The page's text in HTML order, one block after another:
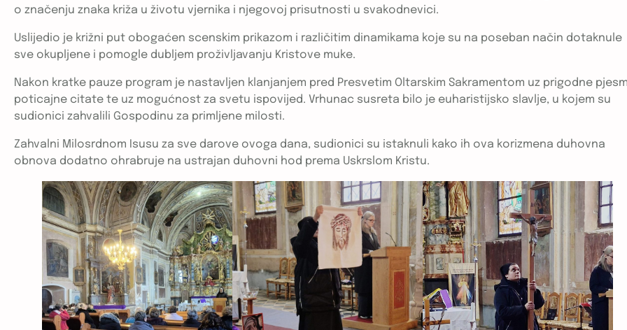
o značenju znaka križa u životu vjernika i njegovoj prisutnosti u svakodnevici.
Uslijedio je križni put obogaćen scenskim prikazom i različitim dinamikama koje su na poseban način dotaknule
sve okupljene i pomogle dubljem proživljavanju Kristove muke.
Nakon kratke pauze program je nastavljen klanjanjem pred Presvetim Oltarskim Sakramentom uz prigodne
poticajne citate te uz mogućnost za svetu ispovijed. Vrhunac susreta bilo je euharistijsko slavlje, u kojem su
sudionici zahvalili Gospodinu za primljene milosti.
Zahvalni Milosrdnom Isusu za sve darove ovoga dana, sudionici su istaknuli kako ih ova korizmena duhovna
obnova dodatno ohrabruje na ustrajan duhovni hod prema Uskrslom Kristu.